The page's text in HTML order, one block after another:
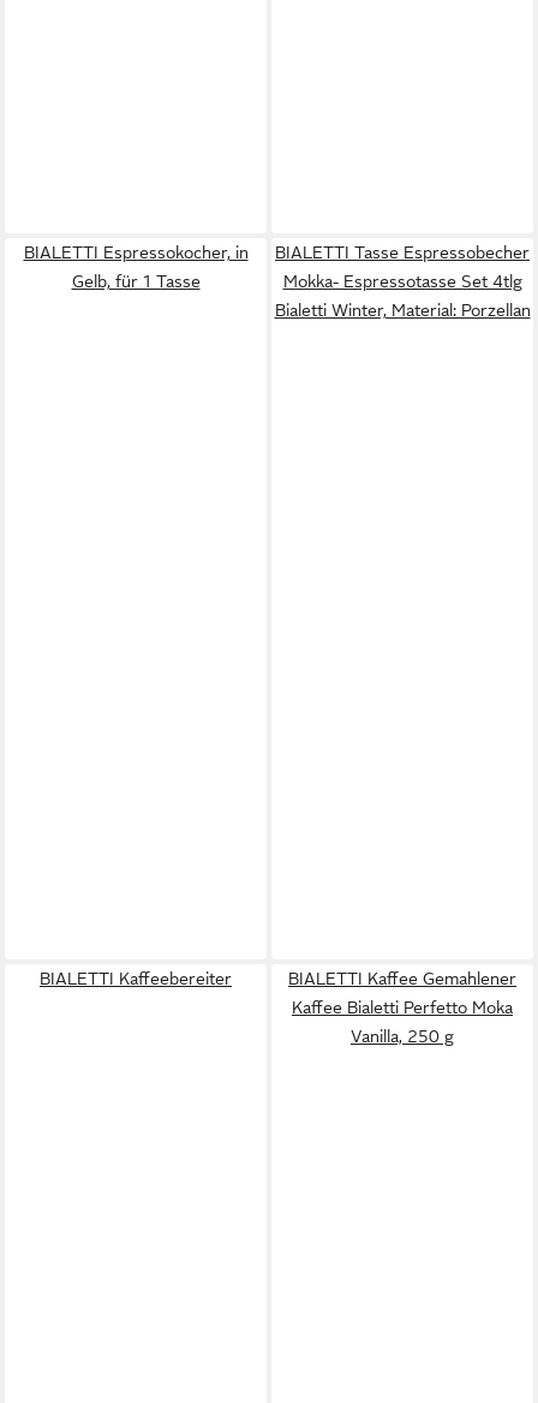
BIALETTI Espressokocher, in
Gelb, für 1 Tasse
BIALETTI Tasse Espressobecher
Mokka- Espressotasse Set 4tlg
Bialetti Winter, Material: Porzellan
BIALETTI Kaffeebereiter
BIALETTI Kaffee Gemahlener
Kaffee Bialetti Perfetto Moka
Vanilla, 250 g